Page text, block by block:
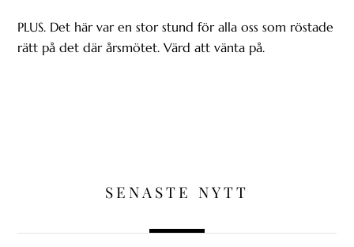
PLUS. Det här var en stor stund för alla oss som röstade
rätt på det där årsmötet. Värd att vänta på.
SENASTE NYTT